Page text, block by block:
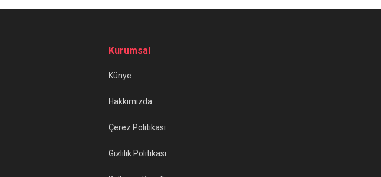
Kurumsal
Künye
Hakkımızda
Çerez Politikası
Gizlilik Politikası